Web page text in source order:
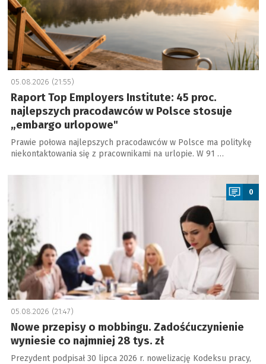
05.08.2026 (21:55)
Raport Top Employers Institute: 45 proc.
najlepszych pracodawców w Polsce stosuje
„embargo urlopowe"
Prawie połowa najlepszych pracodawców w Polsce ma politykę
niekontaktowania się z pracownikami na urlopie. W 91 …
0
05.08.2026 (21:47)
Nowe przepisy o mobbingu. Zadośćuczynienie
wyniesie co najmniej 28 tys. zł
Prezydent podpisał 30 lipca 2026 r. nowelizację Kodeksu pracy,